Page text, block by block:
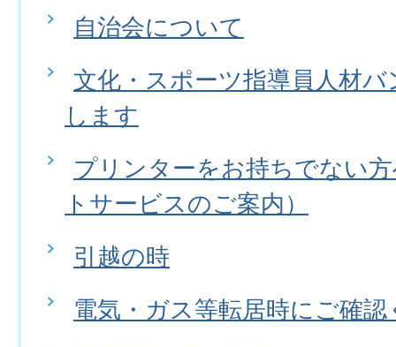
自治会について
文化・スポーツ指導員人材
します
プリンターをお持ちでない
トサービスのご案内）
引越の時
電気・ガス等転居時にご確